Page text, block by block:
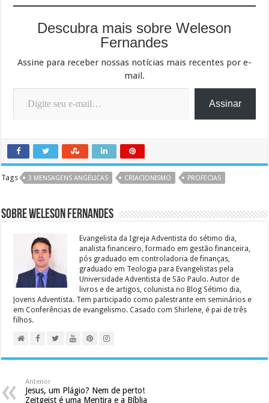
Descubra mais sobre Weleson
Fernandes
Assine para receber nossas notícias mais recentes por e-
mail.
Digite seu e-mail…
Assinar
Tags 3 MENSAGENS ANGÉLICAS CRIACIONISMO PROFECIAS
Sobre Weleson Fernandes
Evangelista da Igreja Adventista do sétimo dia,
analista financeiro, formado em gestão financeira,
pós graduado em controladoria de finanças,
graduado em Teologia para Evangelistas pela
Universidade Adventista de São Paulo. Autor de
livros e de artigos, colunista no Blog Sétimo dia,
Jovens Adventista. Tem participado como palestrante em seminários e
em Conferências de evangelismo. Casado com Shirlene, é pai de três
filhos.
Anterior
Jesus, um Plágio? Nem de perto!
Zeitgeist é uma Mentira e a Bíblia